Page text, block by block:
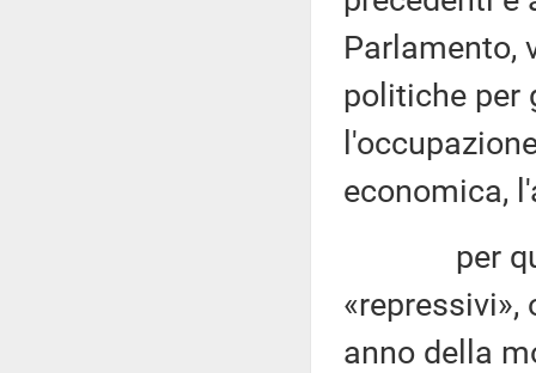
Parlamento,
politiche per
economica,
per
«repressivi»,
anno della